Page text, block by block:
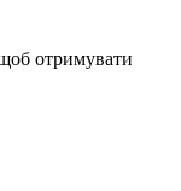
отримувати